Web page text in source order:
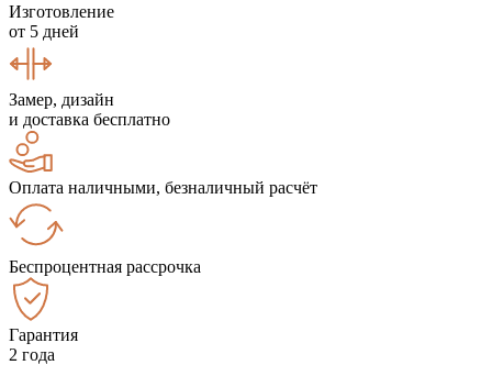
Изготовление
от 5 дней
Замер, дизайн
и доставка бесплатно
Оплата наличными, безналичный расчёт
Беспроцентная рассрочка
Гарантия
2 года